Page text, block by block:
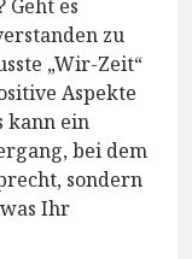
es
zu
„Wir-Zeit“
Aspekte
kann ein
bei dem
sondern
Ihr